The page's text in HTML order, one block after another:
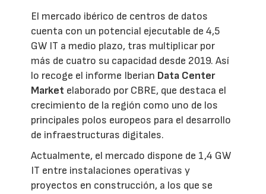
El mercado ibérico de centros de datos
cuenta con un potencial ejecutable de 4,5
GW IT a medio plazo, tras multiplicar por
más de cuatro su capacidad desde 2019. Así
lo recoge el informe Iberian Data Center
Market elaborado por CBRE, que destaca el
crecimiento de la región como uno de los
principales polos europeos para el desarrollo
de infraestructuras digitales.
Actualmente, el mercado dispone de 1,4 GW
IT entre instalaciones operativas y
proyectos en construcción, a los que se